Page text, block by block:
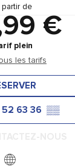
partir de
€
plein
les tarifs
52 63 36 ▒▒